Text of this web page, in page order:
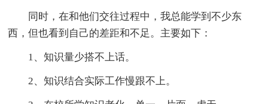
同时，在和他们交往过程中，我总能学到不少东
西，但也看到自己的差距和不足。主要如下：
1、知识量少搭不上话。
2、知识结合实际工作慢跟不上。